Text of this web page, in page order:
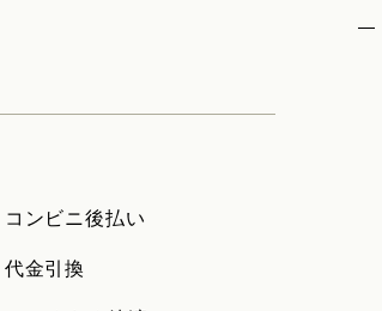
コンビニ後払い
代金引換